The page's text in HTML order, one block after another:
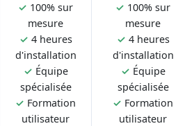
✓ 100% sur
mesure
✓ 4 heures
d'installation
✓ Équipe
spécialisée
✓ Formation
utilisateur
✓ 100% sur
mesure
✓ 4 heures
d'installation
✓ Équipe
spécialisée
✓ Formation
utilisateur